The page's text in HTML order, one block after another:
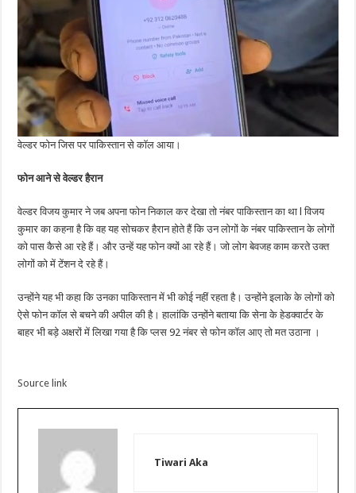
वेल्डर फोन जिस पर पाकिस्तान से कॉल आया।
फोन आने से वेल्डर हैरान
वेल्डर विजय कुमार ने जब अपना फोन निकाल कर देखा तो नंबर पाकिस्तान का था l विजय
कुमार का कहना है कि वह यह सोचकर हैरान होते हैं कि उन लोगों के नंबर पाकिस्तान के लोगों
को पास कैसे आ रहे हैं। और उन्हें यह फोन क्यों आ रहे हैं। जो लोग बेवजह काम करते उक्त
लोगों को में टेंशन दे रहे हैं।
उन्होंने यह भी कहा कि उनका पाकिस्तान में भी कोई नहीं रहता है। उन्होंने इलाके के लोगों को
ऐसे फोन कॉल से बचने की अपील की है। हालांकि उन्होंने बताया कि सेना के हेडक्वार्टर के
बाहर भी बड़े अक्षरों में लिखा गया है कि प्लस 92 नंबर से फोन कॉल आए तो मत उठाना ।
Source link
Tiwari Aka